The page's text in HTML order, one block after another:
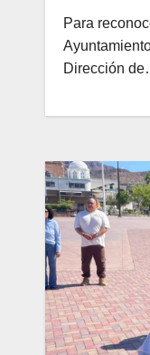
Para
Dirección